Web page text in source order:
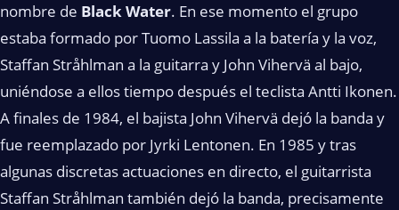
nombre de Black Water. En ese momento el grupo
estaba formado por Tuomo Lassila a la batería y la voz,
Staffan Stråhlman a la guitarra y John Vihervä al bajo,
uniéndose a ellos tiempo después el teclista Antti Ikonen.
A finales de 1984, el bajista John Vihervä dejó la banda y
fue reemplazado por Jyrki Lentonen. En 1985 y tras
algunas discretas actuaciones en directo, el guitarrista
Staffan Stråhlman también dejó la banda, precisamente